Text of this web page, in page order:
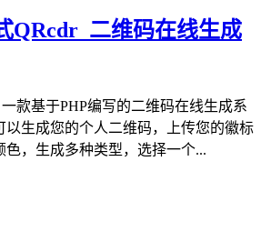
QRcdr_二维码在线生成
款基于PHP编写的二维码在线生成系
以生成您的个人二维码，上传您的徽标
色，生成多种类型，选择一个...